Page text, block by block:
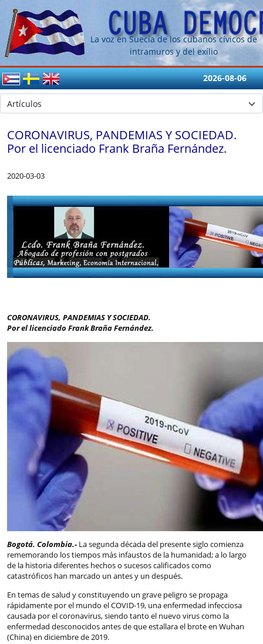
La voz en Suecia de los cubanos cívicos de
intramuros y del exílio
2026-08-06
CORONAVIRUS, PANDEMIAS Y SOCIEDAD.
Por el licenciado Frank Braña Fernández.
2020-03-03
CORONAVIRUS, PANDEMIAS Y SOCIEDAD.
Por el licenciado Frank Braña Fernández.
Bogotá. Colombia.- La segunda década del presente siglo comienza
rememorando los tiempos más infaustos de la humanidad; a lo largo
de la historia diferentes hechos o sucesos calificados como
catastróficos han marcado un antes y un después.
En temas de salud y constituyendo un grave peligro se propaga
rápidamente por el mundo el COVID-19, una enfermedad infecciosa
causada por el coronavirus, siendo tanto el nuevo virus como la
enfermedad desconocidos antes de que estallara el brote en Wuhan
(China) en diciembre de 2019.